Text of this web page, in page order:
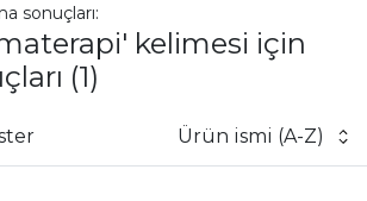
sonuçları:
kelimesi için
(1)
Ürün ismi (A-Z)